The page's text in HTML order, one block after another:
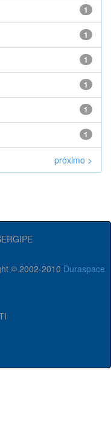
1
1
1
1
1
1
próximo >
© 2002-2010 Duraspace